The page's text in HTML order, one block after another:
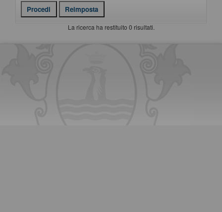
La ricerca ha restituito 0 risultati.